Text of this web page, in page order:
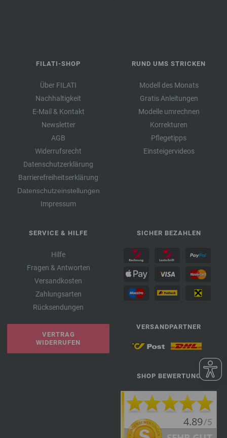
FILATI-SHOP
Über FILATI
Nachhaltigkeit
E-Mail & Kontakt
Newsletter
AGB
Widerrufsrecht
Datenschutzerklärung
Barrierefreiheitserklärung
Datenschutzeinstellungen
Impressum
RUND UMS STRICKEN
Modell des Monats
Gratis Anleitungen
Modelle umrechnen
Korrekturen
Pflegetipps
Einsteigervideos
SERVICE & HILFE
Hilfe
Fragen & Antworten
Versandkosten
Zahlungsarten
Rücksendungen
VERTRAG
WIDERRUFEN
SICHER BEZAHLEN
VERSANDPARTNER
SHOP BEWERTUNG